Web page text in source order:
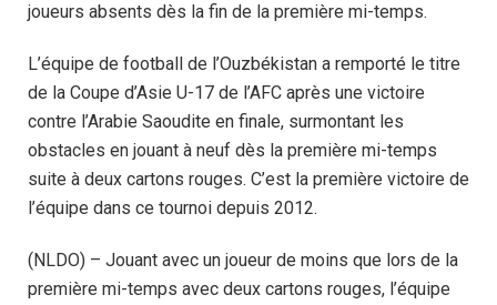
joueurs absents dès la fin de la première mi-temps.
L’équipe de football de l’Ouzbékistan a remporté le titre
de la Coupe d’Asie U-17 de l’AFC après une victoire
contre l’Arabie Saoudite en finale, surmontant les
obstacles en jouant à neuf dès la première mi-temps
suite à deux cartons rouges. C’est la première victoire de
l’équipe dans ce tournoi depuis 2012.
(NLDO) – Jouant avec un joueur de moins que lors de la
première mi-temps avec deux cartons rouges, l’équipe